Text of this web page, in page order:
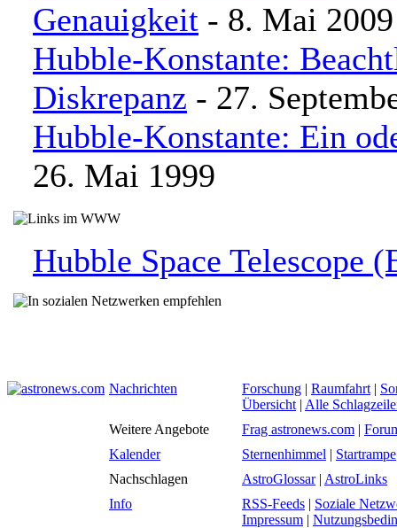
Genauigkeit - 8. Mai 2009
Hubble-Konstante:
Diskrepanz - 27.
Hubble-Konstante: Ein
26. Mai 1999
Hubble Space Telescope
Nachrichten Forschung | Raumfahrt |
Übersicht | Alle
Weitere Angebote
Frag astronews.com |
Kalender
Sternenhimmel | Startrampe
Nachschlagen
AstroGlossar| AstroLinks
Info
RSS-Feeds | Soziale
Impressum |